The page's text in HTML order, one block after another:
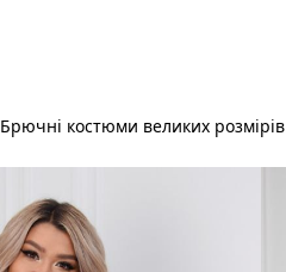
Брючні костюми великих розмірів